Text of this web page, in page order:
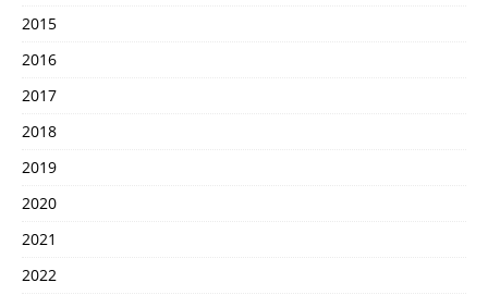
2015
2016
2017
2018
2019
2020
2021
2022